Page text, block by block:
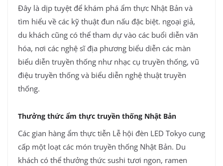
Đây là dịp tuyệt để khám phá ẩm thực Nhật Bản và
tìm hiểu về các kỹ thuật đun nấu đặc biệt. ngoại giả,
du khách cũng có thể tham dự vào các buổi diễn văn
hóa, nơi các nghệ sĩ địa phương biểu diễn các màn
biểu diễn truyền thống như nhạc cụ truyền thống, vũ
điệu truyền thống và biểu diễn nghệ thuật truyền
thống.
Thưởng thức ẩm thực truyền thống Nhật Bản
Các gian hàng ẩm thực tiễn Lễ hội đèn LED Tokyo cung
cấp một loạt các món truyền thống Nhật Bản. Du
khách có thể thưởng thức sushi tươi ngon, ramen